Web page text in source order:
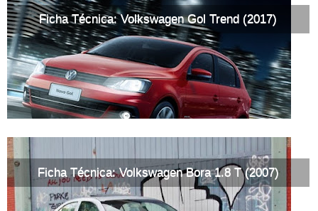
Ficha Técnica: Volkswagen Gol Trend (2017)
Ficha Técnica: Volkswagen Bora 1.8 T (2007)